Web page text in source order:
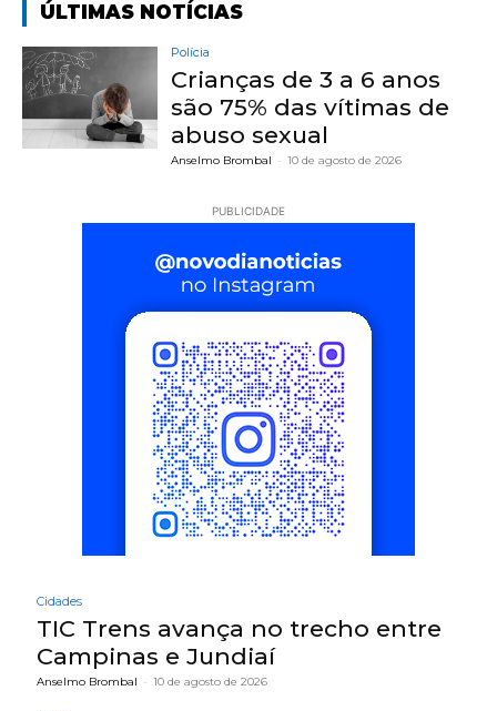
ÚLTIMAS NOTÍCIAS
Polícia
Crianças de 3 a 6 anos
são 75% das vítimas de
abuso sexual
Anselmo Brombal - 10 de agosto de 2026
PUBLICIDADE
Cidades
TIC Trens avança no trecho entre
Campinas e Jundiaí
Anselmo Brombal - 10 de agosto de 2026